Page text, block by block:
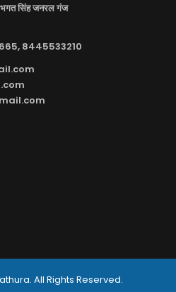
सिंह जनरल गंज
8445533210
All Rights Reserved.